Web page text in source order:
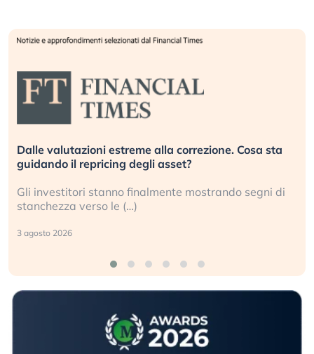
Dalle valutazioni estreme alla correzione. Cosa sta
guidando il repricing degli asset?
Gli investitori stanno finalmente mostrando segni di
stanchezza verso le (…)
3 agosto 2026